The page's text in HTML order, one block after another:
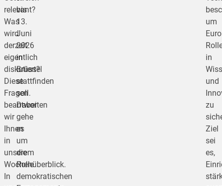
relevant?
Was
wird
derzeit
eigentlich
diskutiert?
Diese
Fragen
beantworten
wir
Ihnen
in
unserem
Wochenüberblick.
In
bis
13.
Juni
2026
in
Brüssel
stattfinden
soll.
Dabei
gehe
es
um
die
Rolle
demokratischen
um
in
und
zu
Ziel
sei
es,